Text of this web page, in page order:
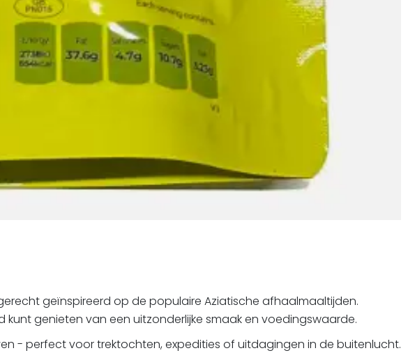
geïnspireerd op de populaire Aziatische afhaalmaaltijden.
genieten van een uitzonderlijke smaak en voedingswaarde.
- perfect voor trektochten, expedities of uitdagingen in de buitenlucht.